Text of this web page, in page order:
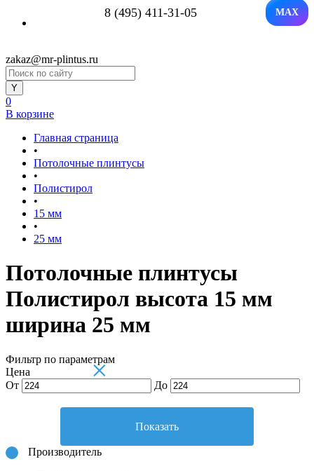
8 (495) 411-31-05 MAX
zakaz@mr-plintus.ru
0
В корзине
Главная страница
•
Потолочные плинтусы
•
Полистирол
•
15 мм
•
25 мм
Потолочные плинтусы
Полистирол высота 15 мм
ширина 25 мм
Фильтр по параметрам
×
Цена
От
До
Показать
Производитель